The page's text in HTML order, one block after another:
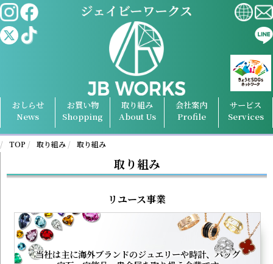
おしらせ
News
お買い物
Shopping
取り組み
About Us
会社案内
Profile
サービス
Services
TOP 取り組み 取り組み
取り組み
リユース事業
当社は主に海外ブランドのジュエリーや時計、バッグ